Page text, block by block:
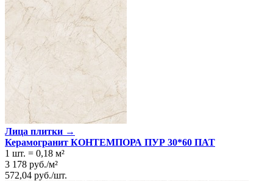
Лица плитки →
Керамогранит КОНТЕМПОРА ПУР 30*60 ПАТ
1 шт. = 0,18 м²
3 178 руб./м²
572,04 руб./шт.